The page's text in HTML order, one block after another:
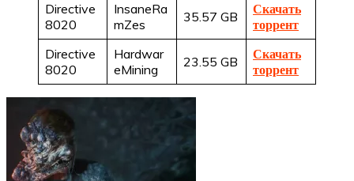
Directive
8020
InsaneRa
mZes
35.57 GB
Скачать
торрент
Directive
8020
Hardwar
eMining
23.55 GB
Скачать
торрент